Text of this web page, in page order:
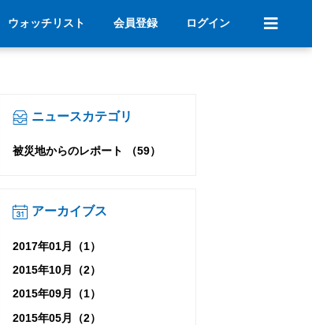
ウォッチリスト 会員登録 ログイン
ニュースカテゴリ
被災地からのレポート （59）
アーカイブス
2017年01月（1）
2015年10月（2）
2015年09月（1）
2015年05月（2）